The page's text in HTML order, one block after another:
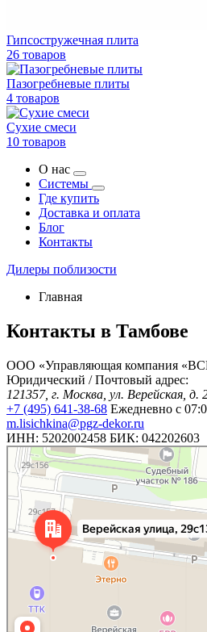
Гипсостружечная плита
26 товаров
Пазогребневые плиты
4 товаров
Сухие смеси
10 товаров
О нас
Системы
Где купить
Доставка и оплата
Блог
Контакты
Дилеры поблизости
Главная
Контакты в Тамбове
ООО «Управляющая компания
Юридический / Почтовый адрес:
121357, г. Москва, ул. Верейская,
+7 (495) 641-38-68 Ежедневно с
m.lisichkina@pgz-dekor.ru
ИНН: 5202002458 БИК: 042202603
Москва
Верейская улица, 29с33 — Яндекс Карты